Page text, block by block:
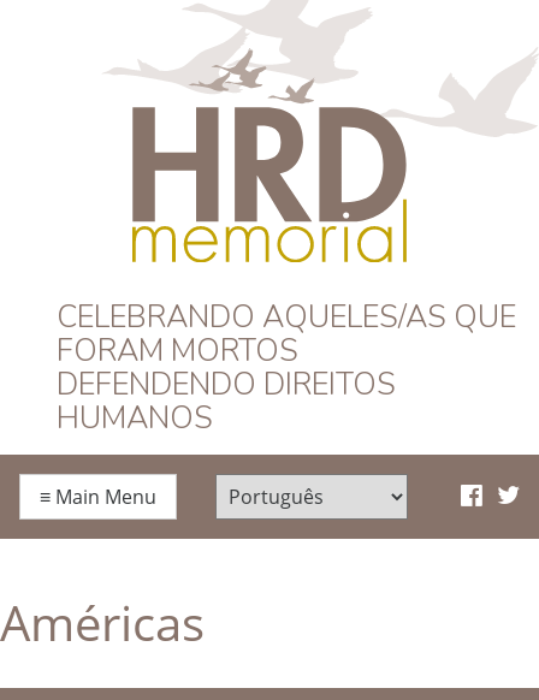
HRD Memorial –
Português
CELEBRANDO AQUELES/AS QUE
FORAM MORTOS
DEFENDENDO DIREITOS
HUMANOS
≡ Main Menu
Américas